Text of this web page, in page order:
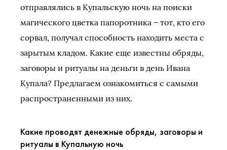
отправлялись в Купальскую ночь на поиски
магического цветка папоротника – тот, кто его
сорвал, получал способность находить места с
зарытым кладом. Какие еще известны обряды,
заговоры и ритуалы на деньги в день Ивана
Купала? Предлагаем ознакомиться с самыми
распространенными из них.
Какие проводят денежные обряды, заговоры и
ритуалы в Купальную ночь